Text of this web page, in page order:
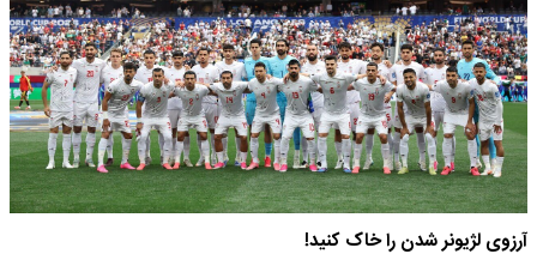
آرزوی لژیونر شدن را خاک کنید!